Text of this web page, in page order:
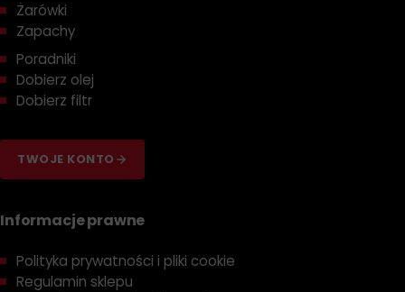
Żarówki
Zapachy
Poradniki
Dobierz olej
Dobierz filtr
TWOJE KONTO
Informacje prawne
Polityka prywatności i pliki cookie
Regulamin sklepu